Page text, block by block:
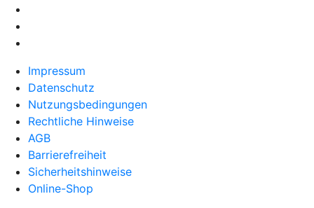
Impressum
Datenschutz
Nutzungsbedingungen
Rechtliche Hinweise
AGB
Barrierefreiheit
Sicherheitshinweise
Online-Shop